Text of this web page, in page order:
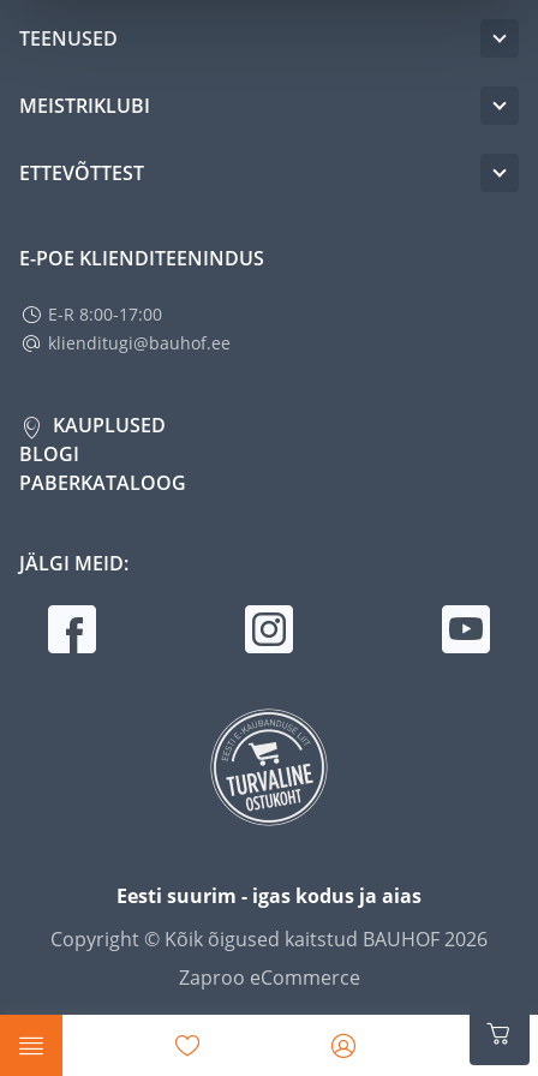
TEENUSED
MEISTRIKLUBI
ETTEVÕTTEST
E-POE KLIENDITEENINDUS
E-R 8:00-17:00
klienditugi@bauhof.ee
KAUPLUSED
BLOGI
PABERKATALOOG
JÄLGI MEID:
Eesti suurim - igas kodus ja aias
Copyright © Kõik õigused kaitstud BAUHOF 2026
Zaproo eCommerce